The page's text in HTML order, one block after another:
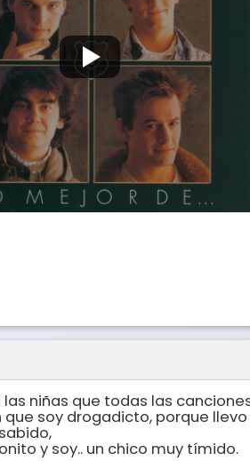
niñas que todas las
que soy drogadicto, porque
y soy.. un chico muy tímido.